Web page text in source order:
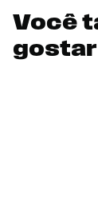
Você
gostar